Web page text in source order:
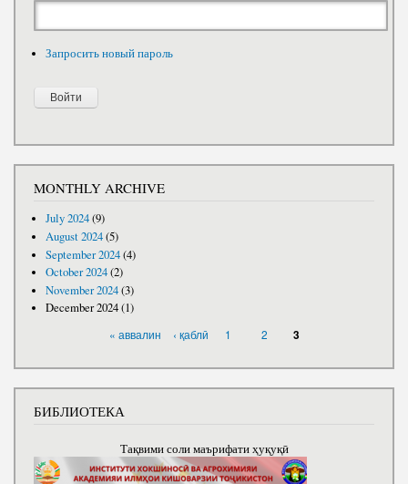
Запросить новый пароль
MONTHLY ARCHIVE
July 2024(9)
August 2024(5)
September 2024(4)
October 2024(2)
November 2024(3)
December 2024(1)
« аввалин ‹ қаблӣ 1 2 3
БИБЛИОТЕКА
Тақвими соли маърифати ҳуқуқӣ